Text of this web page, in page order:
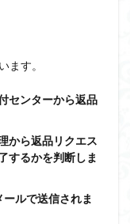
ます。
センターから返品
から返品リクエス
するかを判断しま
ルで送信されま